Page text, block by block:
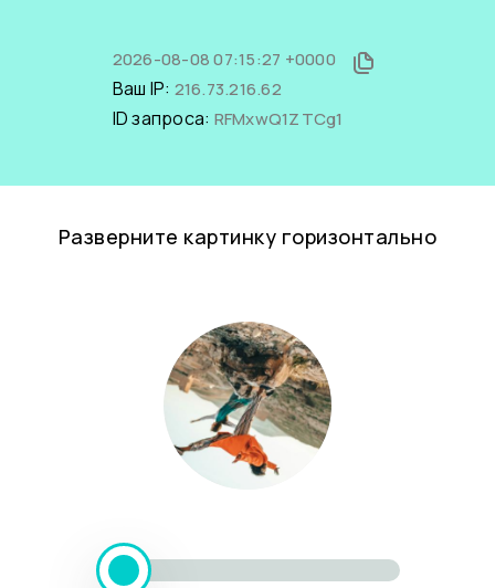
2026-08-08 07:15:27 +0000
Ваш IP: 216.73.216.62
ID запроса: RFMxwQ1ZTCg1
Разверните картинку горизонтально